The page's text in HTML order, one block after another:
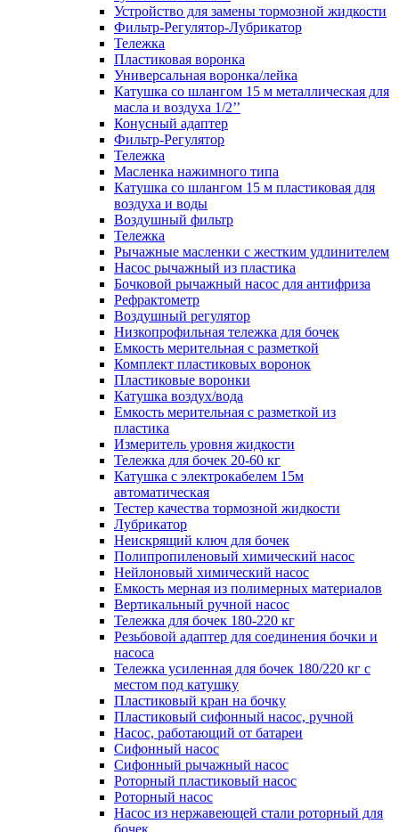
Устройство для замены тормозной жидкости
Фильтр-Регулятор-Лубрикатор
Тележка
Пластиковая воронка
Универсальная воронка/лейка
Катушка со шлангом 15 м металлическая для
масла и воздуха 1/2’’
Конусный адаптер
Фильтр-Регулятор
Тележка
Масленка нажимного типа
Катушка со шлангом 15 м пластиковая для
воздуха и воды
Воздушный фильтр
Тележка
Рычажные масленки с жестким удлинителем
Насос рычажный из пластика
Бочковой рычажный насос для антифриза
Рефрактометр
Воздушный регулятор
Низкопрофильная тележка для бочек
Емкость мерительная с разметкой
Комплект пластиковых воронок
Пластиковые воронки
Катушка воздух/вода
Емкость мерительная с разметкой из
пластика
Измеритель уровня жидкости
Тележка для бочек 20-60 кг
Катушка с электрокабелем 15м
автоматическая
Тестер качества тормозной жидкости
Лубрикатор
Неискрящий ключ для бочек
Полипропиленовый химический насос
Нейлоновый химический насос
Емкость мерная из полимерных материалов
Вертикальный ручной насос
Тележка для бочек 180-220 кг
Резьбовой адаптер для соединения бочки и
насоса
Тележка усиленная для бочек 180/220 кг с
местом под катушку
Пластиковый кран на бочку
Пластиковый сифонный насос, ручной
Насос, работающий от батареи
Сифонный насос
Сифонный рычажный насос
Роторный пластиковый насос
Роторный насос
Насос из нержавеющей стали роторный для
бочек